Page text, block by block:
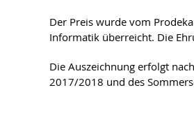
Der Preis wurde vom
Informatik überreicht. Die
Die Auszeichnung erfolgt
2017/2018 und des